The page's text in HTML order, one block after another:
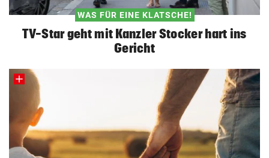
WAS FÜR EINE KLATSCHE!
TV-Star geht mit Kanzler Stocker hart ins
Gericht